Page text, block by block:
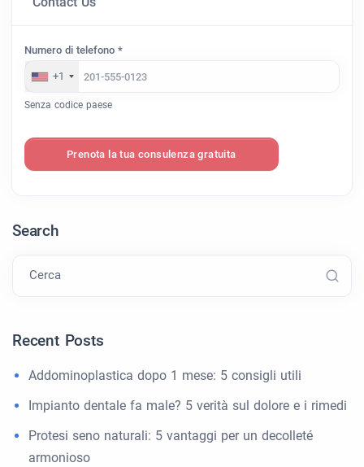
Numero di telefono *
+1
Senza codice paese
Prenota la tua consulenza gratuita
Search
Cerca
Recent Posts
Addominoplastica dopo 1 mese: 5 consigli utili
Impianto dentale fa male? 5 verità sul dolore e i rimedi
Protesi seno naturali: 5 vantaggi per un decolleté
armonioso